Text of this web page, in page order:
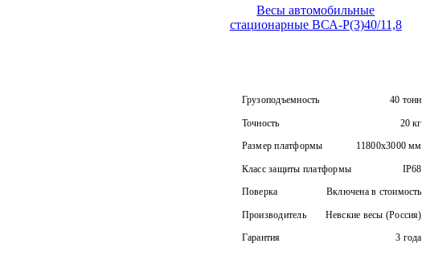
Весы автомобильные
стационарные ВСА-Р(3)40/11,8
Грузоподъемность 40 тонн
Точность 20 кг
Размер платформы 11800х3000 мм
Класс защиты платформы IP68
Поверка Включена в стоимость
Производитель Невские весы (Россия)
Гарантия 3 года